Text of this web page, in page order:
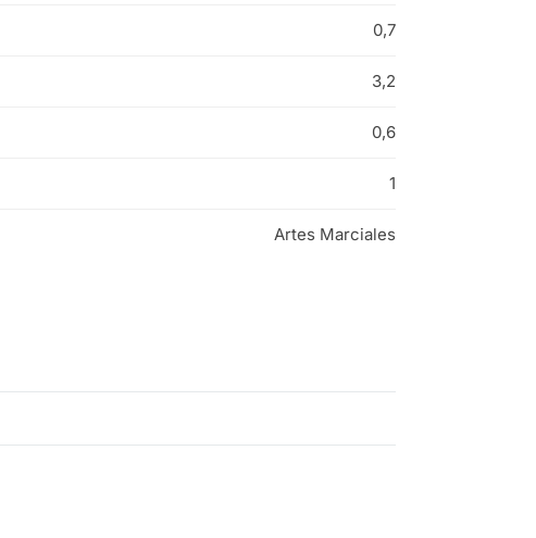
0,7
3,2
0,6
1
Artes Marciales